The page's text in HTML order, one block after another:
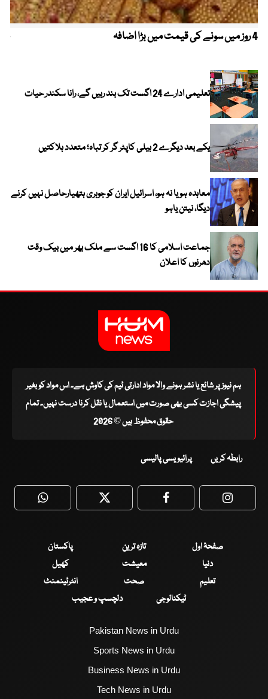
4 روز میں سونے کی قیمت میں بڑا اضافہ
تعلیمی ادارے 24 اگست تک بند رہیں گے، رانا سکندر حیات
یکے بعد دیگرے 2 ہیلی کاپٹر گر کر تباہ؛ متعدد ہلاکتیں
معاہدہ ہو یا نہ ہو، اسرائیل ایران کو جوہری ہتھیارحاصل نہیں کرنے
دیگا، نیتن یاہو
جماعت اسلامی کا 16 اگست سے ملک بھر میں بیک وقت
دھرنوں کا اعلان
ہم نیوز پر شائع یا نشر ہونے والا مواد ادارتی ٹیم کی کاوش ہے۔ اس مواد کو بغیر
پیشگی اجازت کسی بھی صورت میں استعمال یا نقل کرنا درست نہیں۔ تمام
حقوق محفوظ ہیں © 2026
رابطہ کریں پرائیویسی پالیسی
WhatsApp Twitter Facebook
صفحۂ اول تازہ ترین
پاکستان
دنیا
معیشت
کھیل
تعلیم
صحت
انٹرٹینمنٹ
ٹیکنالوجی
دلچسپ و عجیب
Pakistan News in Urdu
Sports News in Urdu
Business News in Urdu
Tech News in Urdu